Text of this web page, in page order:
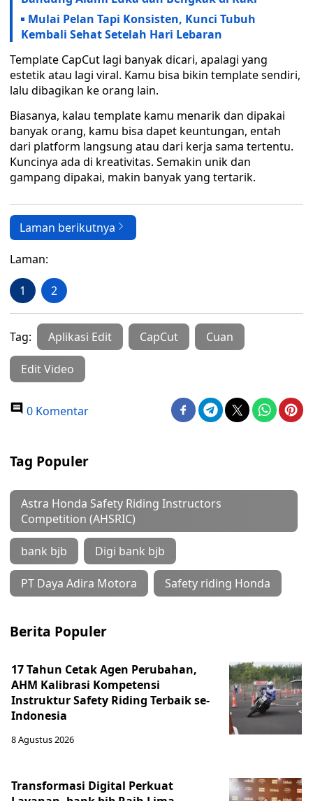
Mulai Pelan Tapi Konsisten, Kunci Tubuh
Kembali Sehat Setelah Hari Lebaran
Template CapCut lagi banyak dicari, apalagi yang
estetik atau lagi viral. Kamu bisa bikin template sendiri,
lalu dibagikan ke orang lain.
Biasanya, kalau template kamu menarik dan dipakai
banyak orang, kamu bisa dapet keuntungan, entah
dari platform langsung atau dari kerja sama tertentu.
Kuncinya ada di kreativitas. Semakin unik dan
gampang dipakai, makin banyak yang tertarik.
Laman berikutnya
Laman:
1 2
Tag: Aplikasi Edit CapCut Cuan
Edit Video
0 Komentar
Tag Populer
Astra Honda Safety Riding Instructors
Competition (AHSRIC)
bank bjb Digi bank bjb
PT Daya Adira Motora Safety riding Honda
Berita Populer
17 Tahun Cetak Agen Perubahan,
AHM Kalibrasi Kompetensi
Instruktur Safety Riding Terbaik se-
Indonesia
8 Agustus 2026
Transformasi Digital Perkuat